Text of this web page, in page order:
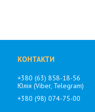
+380 (63) 858-18-56
Юлія (Viber, Telegram)
+380 (98) 074-75-00